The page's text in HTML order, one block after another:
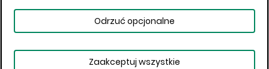
Warunki korzystania
Dane osobowe
Odrzuć opcjonalne
Zaakceptuj wszystkie